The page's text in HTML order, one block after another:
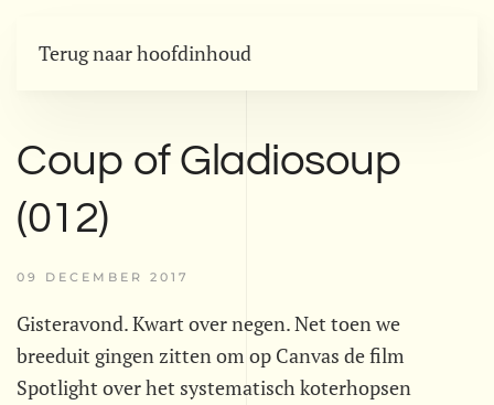
Terug naar hoofdinhoud
Coup of Gladiosoup
(012)
09 DECEMBER 2017
Gisteravond. Kwart over negen. Net toen we
breeduit gingen zitten om op Canvas de film
Spotlight over het systematisch koterhopsen